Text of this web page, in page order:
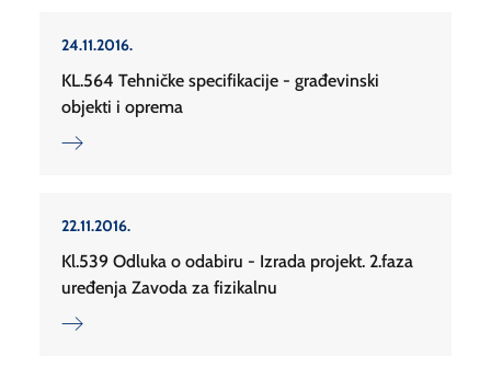
24.11.2016.
KL.564 Tehničke specifikacije - građevinski
objekti i oprema
22.11.2016.
Kl.539 Odluka o odabiru - Izrada projekt. 2.faza
uređenja Zavoda za fizikalnu